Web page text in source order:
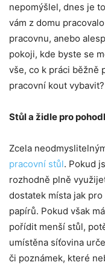
nepomýšlel, dnes je
vám z domu
pracovnu, anebo
pokoji, kde byste se
vše, co k práci běžně
pracovní kout vybavit?
Stůl a židle pro
Zcela
pracovní stůl. Pokud
rozhodně plně
dostatek místa jak
papírů. Pokud však
pořídit menší stůl,
umístěna síťovina
či poznámek, které